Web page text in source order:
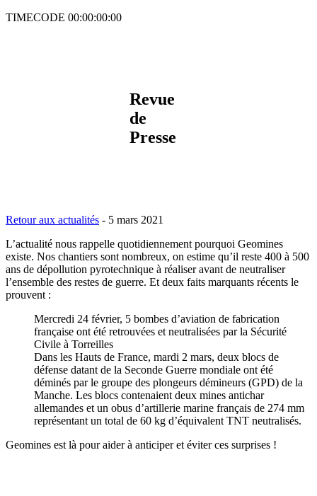
TIMECODE 00:00:00:00
Revue
de
Presse
Retour aux actualités - 5 mars 2021
L’actualité nous rappelle quotidiennement pourquoi Geomines
existe. Nos chantiers sont nombreux, on estime qu’il reste 400 à 500
ans de dépollution pyrotechnique à réaliser avant de neutraliser
l’ensemble des restes de guerre. Et deux faits marquants récents le
prouvent :
Mercredi 24 février, 5 bombes d’aviation de fabrication
française ont été retrouvées et neutralisées par la Sécurité
Civile à Torreilles
Dans les Hauts de France, mardi 2 mars, deux blocs de
défense datant de la Seconde Guerre mondiale ont été
déminés par le groupe des plongeurs démineurs (GPD) de la
Manche. Les blocs contenaient deux mines antichar
allemandes et un obus d’artillerie marine français de 274 mm
représentant un total de 60 kg d’équivalent TNT neutralisés.
Geomines est là pour aider à anticiper et éviter ces surprises !